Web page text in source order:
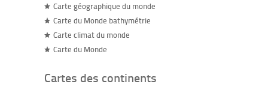
Carte géographique du monde
Carte du Monde bathymétrie
Carte climat du monde
Carte du Monde
Cartes des continents